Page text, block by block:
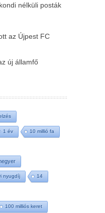
nélküli posták
az Újpest FC
új államfő
1 év 10 millió fa
nyugdíj 14
100 milliós keret